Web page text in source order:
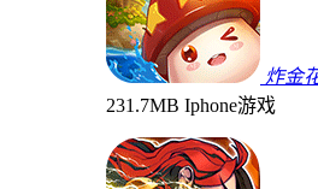
炸金
231.7MB Iphone游戏